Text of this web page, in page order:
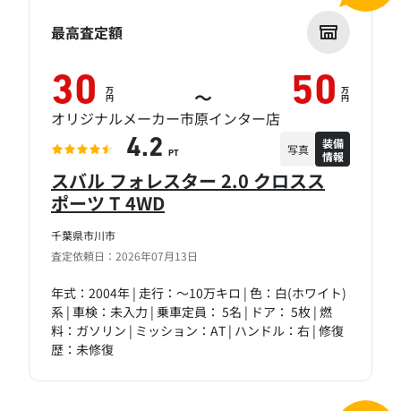
千葉県市川市
査定依頼日：2026年07月13日
スバル フォレスター 2.0 クロスス
ポーツ T 4WD
年式：2004年 | 走行：～10万キロ | 色：白(ホワイト)
系 | 車検：未入力 | 乗車定員： 5名 | ドア： 5枚 | 燃
料：ガソリン | ミッション：AT | ハンドル：右 | 修復
歴：未修復
最高査定額
30 万
円 ～ 50 万
円
オリジナルメーカー市原インター店
4.2 PT 写真
装備
情報